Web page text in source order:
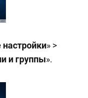
» >
и группы».